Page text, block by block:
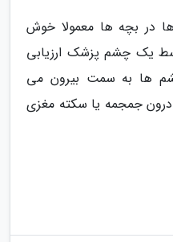
در بچه ها معمولا خوش
یک چشم پزشک ارزیابی
چشم ها به سمت بیرون می
درون جمجمه یا سکته مغزی